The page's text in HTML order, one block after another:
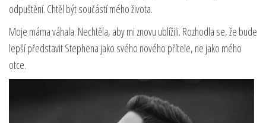
odpuštění. Chtěl být součástí mého života.
Moje máma váhala. Nechtěla, aby mi znovu ublížili. Rozhodla se, že bude
lepší představit Stephena jako svého nového přítele, ne jako mého
otce.